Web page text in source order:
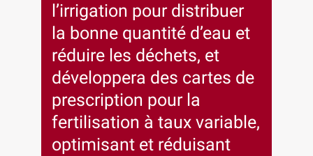
l’irrigation pour distribuer
la bonne quantité d’eau et
réduire les déchets, et
développera des cartes de
prescription pour la
fertilisation à taux variable,
optimisant et réduisant